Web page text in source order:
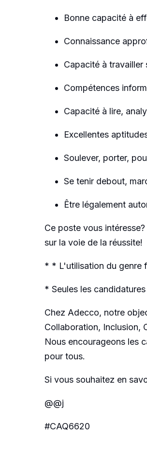
Bonne capacité à
Connaissance
Capacité à travailler
Compétences
Capacité à lire,
Excellentes
Soulever, porter,
Se tenir debout,
Être légalement
Ce poste vous
sur la voie de la réussite!
* * L'utilisation du genre
* Seules les
Chez Adecco, notre
Collaboration, Inclusion,
Nous encourageons les
pour tous.
Si vous souhaitez en
@@j
#CAQ6620